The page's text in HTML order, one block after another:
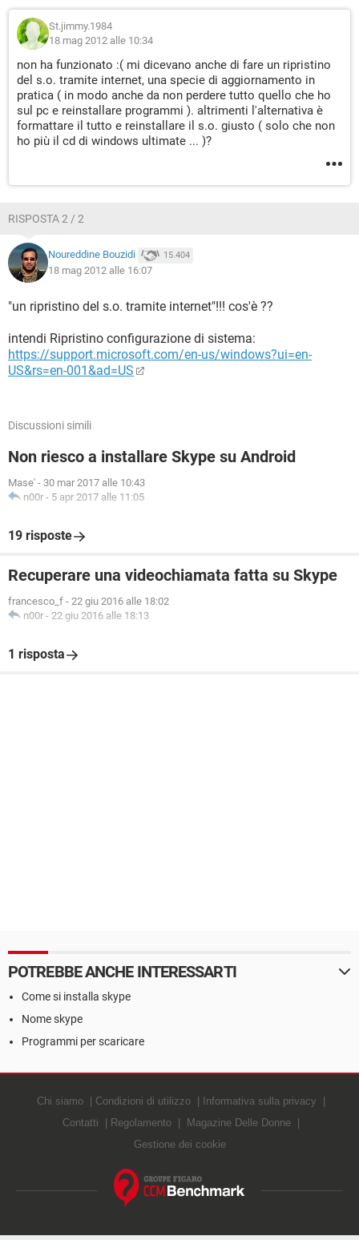
St.jimmy.1984
18 mag 2012 alle 10:34
non ha funzionato :( mi dicevano anche di fare un ripristino
del s.o. tramite internet, una specie di aggiornamento in
pratica ( in modo anche da non perdere tutto quello che ho
sul pc e reinstallare programmi ). altrimenti l'alternativa è
formattare il tutto e reinstallare il s.o. giusto ( solo che non
ho più il cd di windows ultimate ... )?
RISPOSTA 2 / 2
Noureddine Bouzidi 15.404
18 mag 2012 alle 16:07
"un ripristino del s.o. tramite internet"!!! cos'è ??
intendi Ripristino configurazione di sistema:
https://support.microsoft.com/en-us/windows?ui=en-
US&rs=en-001&ad=US
Discussioni simili
Non riesco a installare Skype su Android
Mase' - 30 mar 2017 alle 10:43
n00r - 5 apr 2017 alle 11:05
19 risposte
Recuperare una videochiamata fatta su Skype
francesco_f - 22 giu 2016 alle 18:02
n00r - 22 giu 2016 alle 18:13
1 risposta
POTREBBE ANCHE INTERESSARTI
Come si installa skype
Nome skype
Programmi per scaricare
Chi siamo Condizioni di utilizzo
Informativa sulla privacy
Contatti
Regolamento
Magazine Delle Donne
Gestione dei cookie